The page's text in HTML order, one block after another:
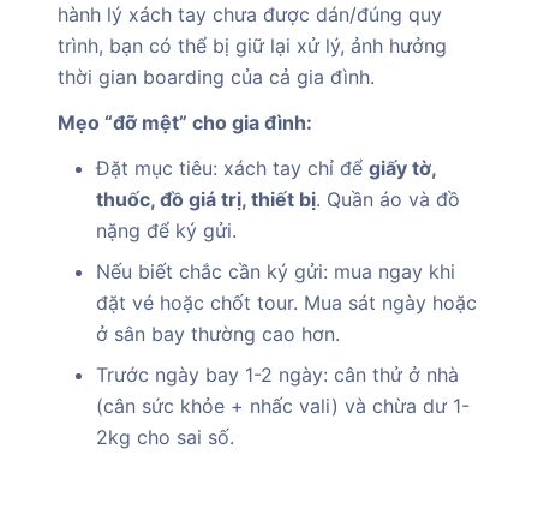
hành lý xách tay chưa được dán/đúng quy
trình, bạn có thể bị giữ lại xử lý, ảnh hưởng
thời gian boarding của cả gia đình.
Mẹo “đỡ mệt” cho gia đình:
Đặt mục tiêu: xách tay chỉ để giấy tờ,
thuốc, đồ giá trị, thiết bị. Quần áo và đồ
nặng để ký gửi.
Nếu biết chắc cần ký gửi: mua ngay khi
đặt vé hoặc chốt tour. Mua sát ngày hoặc
ở sân bay thường cao hơn.
Trước ngày bay 1-2 ngày: cân thử ở nhà
(cân sức khỏe + nhấc vali) và chừa dư 1-
2kg cho sai số.